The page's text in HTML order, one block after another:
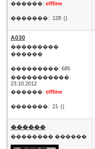
������: offline
�������: 128 ()
A030
���������
������
���������: 685
�����������:
23.10.2012
������: offline
�������: 21 ()
������
�������� ������